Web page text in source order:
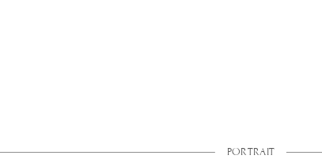
PORTRAIT